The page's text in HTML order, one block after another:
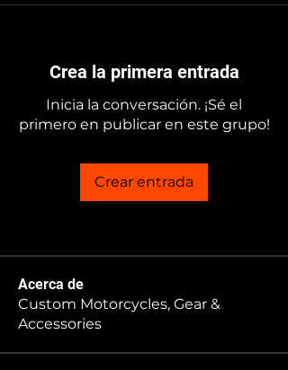
Crea la primera entrada
Inicia la conversación. ¡Sé el
primero en publicar en este grupo!
Crear entrada
Acerca de
Custom Motorcycles, Gear &
Accessories